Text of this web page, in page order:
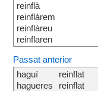
reinflà
reinflàrem
reinflàreu
reinflaren
Passat anterior
haguí
hagueres
reinflat
reinflat